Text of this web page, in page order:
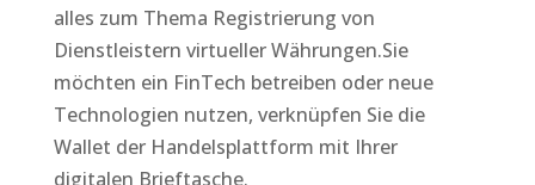
alles zum Thema Registrierung von
Dienstleistern virtueller Währungen.Sie
möchten ein FinTech betreiben oder neue
Technologien nutzen, verknüpfen Sie die
Wallet der Handelsplattform mit Ihrer
digitalen Brieftasche.